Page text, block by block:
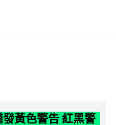
黃色警告 紅黑警